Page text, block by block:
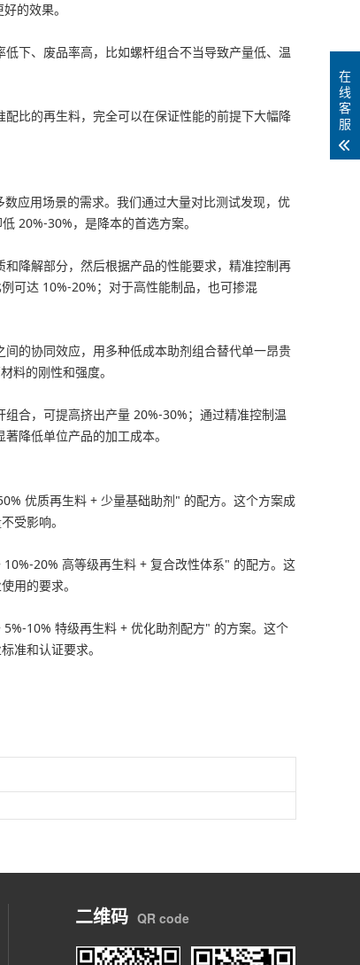
的效果。
下、废品率高，比如螺杆组合不当导致产量低、温
比的再生料，完全可以在保证性能的前提下大幅降
应用场景的需求。我们通过大量对比测试发现，优
20%-30%，是降本的首选方案。
降解部分，然后根据产品的性能要求，精准控制再
可达 10%-20%；对于高性能制品，也可掺混
的协同效应，用多种低成本助剂组合替代单一昂贵
料的刚性和强度。
合，可提高挤出产量 20%-30%；通过精准控制温
降低单位产品的加工成本。
优质再生料 + 少量基础助剂" 的配方。这个方案成
受影响。
20% 高等级再生料 + 复合改性体系" 的配方。这
用的要求。
10% 特级再生料 + 优化助剂配方" 的方案。这个
准和认证要求。
二维码 QR code
在
线
客
服